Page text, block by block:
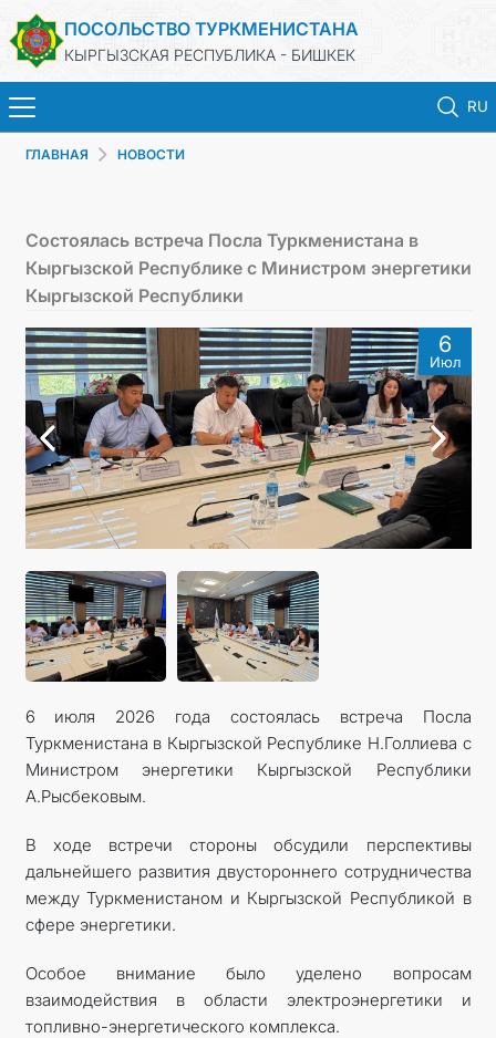
ПОСОЛЬСТВО ТУРКМЕНИСТАНА
КЫРГЫЗСКАЯ РЕСПУБЛИКА - БИШКЕК
RU
ТУРКМЕНИСТАН
ПРАЗДНИЧНЫЕ И ПАМЯТНЫЕ ДНИ
КОНСУЛЬСКИЕ УСЛУГИ
МИД
КОНТАКТНЫЕ ДАННЫЕ
ГЛАВНАЯ НОВОСТИ
Состоялась встреча Посла Туркменистана в
Кыргызской Республике с Министром энергетики
Кыргызской Республики
6
Июл
6 июля 2026 года состоялась встреча Посла
Туркменистана в Кыргызской Республике Н.Голлиева с
Министром энергетики Кыргызской Республики
А.Рысбековым.
В ходе встречи стороны обсудили перспективы
дальнейшего развития двустороннего сотрудничества
между Туркменистаном и Кыргызской Республикой в
сфере энергетики.
Особое внимание было уделено вопросам
взаимодействия в области электроэнергетики и
топливно-энергетического комплекса.